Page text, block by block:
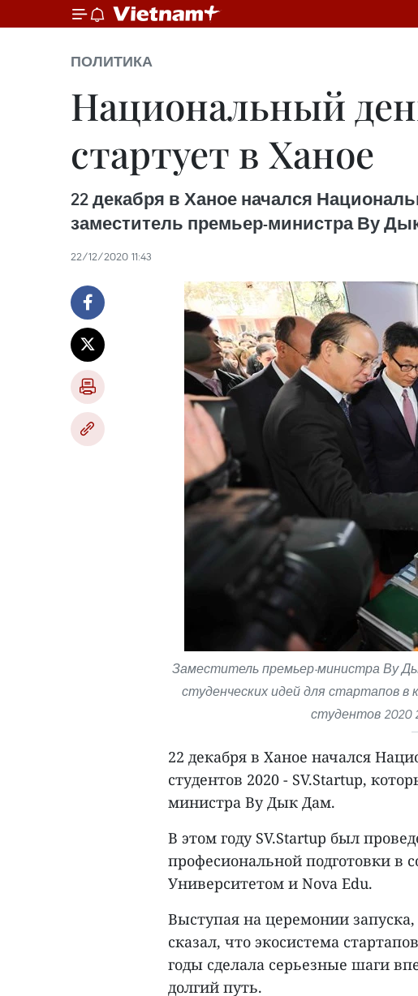
ПОЛИТИКА
Национальный
стартует в Ханое
22 декабря в Ханое начался
заместитель премьер-министра Ву
22/12/2020 11:43
Заместитель премьер-министра Ву
студенческих идей для стартапов в
студентов 2020
22 декабря в Ханое начался
студентов 2020 - SV.Startup,
министра Ву Дык Дам.
В этом году SV.Startup был
професиональной подготовки в
Университетом и Nova Edu.
Выступая на церемонии
сказал, что экосистема
годы сделала серьезные шаги
долгий путь.